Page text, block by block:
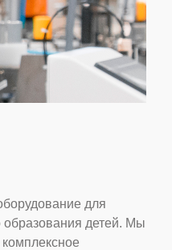
для
образования детей. Мы